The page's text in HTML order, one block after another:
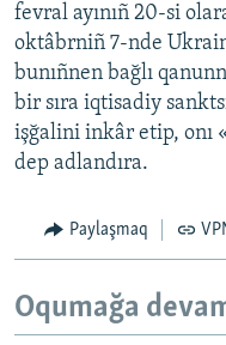
fevral ayınıñ 20-si
oktâbrniñ 7-nde
bunıñnen bağlı
bir sıra iqtisadiy
işğalini inkâr etip,
dep adlandıra.
Paylaşmaq
Oqumağa